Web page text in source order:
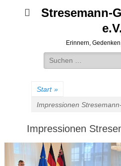
Stresemann-
e.V.
Erinnern,
Suchen
nach:
Start »
Impressionen
Impressionen